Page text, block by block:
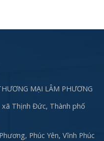
MẠI LÂM PHƯƠNG
Thịnh Đức, Thành phố
Phúc Yên, Vĩnh Phúc